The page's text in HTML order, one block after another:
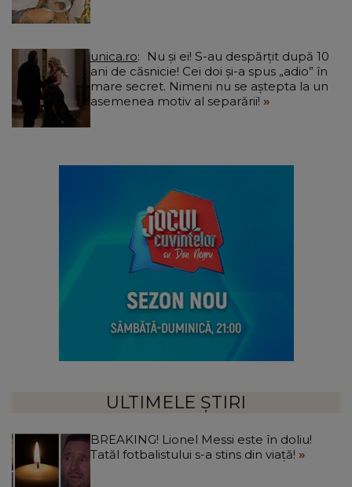
unica.ro
ani de căsnicie! Cei doi și-a spus „adio” în
mare secret. Nimeni nu se aștepta la un
asemenea motiv al separării!
ULTIMELE ȘTIRI
BREAKING! Lionel Messi este în doliu!
Tatăl fotbalistului s-a stins din viață!